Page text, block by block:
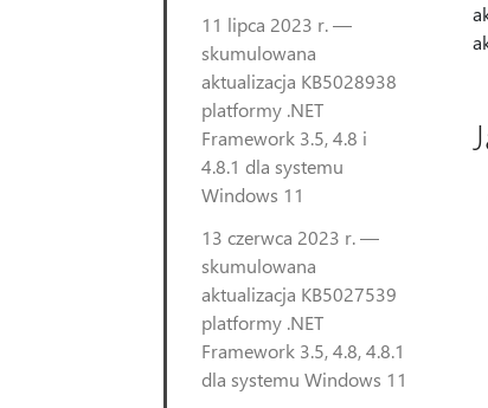
11 lipca 2023 r. —
skumulowana
aktualizacja KB5028938
platformy .NET
Framework 3.5, 4.8 i
4.8.1 dla systemu
Windows 11
13 czerwca 2023 r. —
skumulowana
aktualizacja KB5027539
platformy .NET
Framework 3.5, 4.8, 4.8.1
dla systemu Windows 11